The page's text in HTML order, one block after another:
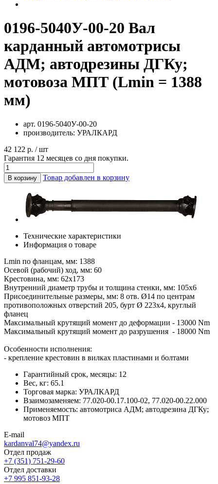
0196-5040У-00-20 Вал
карданный автомотрисы
АДМ; автодрезины ДГКу;
мотовоза МПТ (Lmin = 1388
мм)
арт. 0196-5040У-00-20
производитель: УРАЛКАРД
42 122 р. / шт
Гарантия 12 месяцев со дня покупки.
В корзину Товар добавлен в корзину
Технические характеристики
Информация о товаре
Lmin по фланцам, мм: 1388
Осевой (рабочий) ход, мм: 60
Крестовина, мм: 62х173
Внутренний диаметр трубы и толщина стенки, мм: 105х6
Присоединительные размеры, мм: 8 отв. Ø14 по центрам
противоположных отверстий 205, бурт Ø 223х4, круглый
фланец
Максимальный крутящий момент до деформации - 13000 Nm
Максимальный крутящий момент до разрушения - 18000 Nm
Особенности исполнения:
- крепление крестовин в вилках пластинами и болтами
Гарантийный срок, месяцы: 12
Вес, кг: 65.1
Торговая марка: УРАЛКАРД
Взаимозаменяем: 77.020-00.17.100-02, 77.020-00.22.000
Применяемость: автомотриса АДМ; автодрезина ДГКу;
мотовоз МПТ
E-mail
kardanval74@yandex.ru
Отдел продаж
+7 (351) 751-29-60
Отдел доставки
+7 995 851-93-28